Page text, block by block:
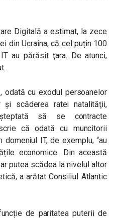
Digitală a estimat, la zece
din Ucraina, că cel puțin 100
au părăsit ţara. De atunci,
odată cu exodul persoanelor
şi scăderea ratei natalităţii,
să se contracte
că odată cu muncitorii
IT, de exemplu, “au
economice. Din această
putea scădea la nivelul altor
a arătat Consiliul Atlantic
de paritatea puterii de